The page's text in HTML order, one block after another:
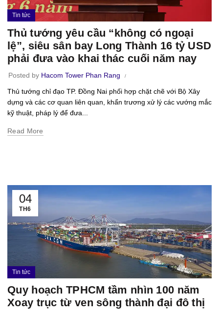
Tin tức
Thủ tướng yêu cầu “không có ngoại
lệ”, siêu sân bay Long Thành 16 tỷ USD
phải đưa vào khai thác cuối năm nay
Posted by Hacom Tower Phan Rang
Thủ tướng chỉ đạo TP. Đồng Nai phối hợp chặt chẽ với Bộ Xây
dựng và các cơ quan liên quan, khẩn trương xử lý các vướng mắc
kỹ thuật, pháp lý để đưa...
Read More
04
TH6
Tin tức
Quy hoạch TPHCM tầm nhìn 100 năm
Xoay trục từ ven sông thành đại đô thị